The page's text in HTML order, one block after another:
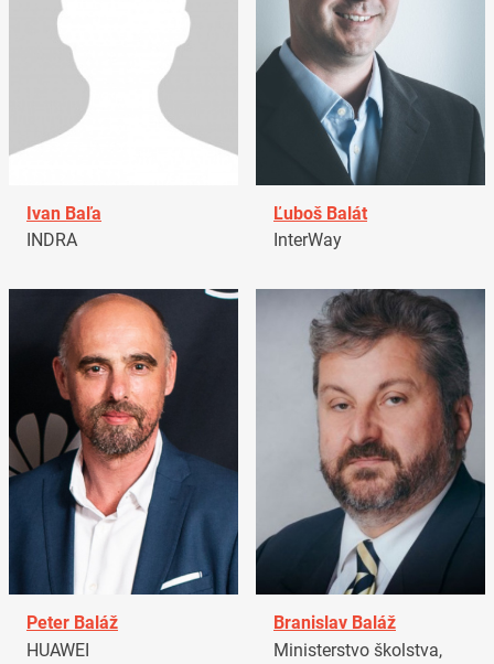
Ivan Baľa
INDRA
Ľuboš Balát
InterWay
Peter Baláž
HUAWEI
Branislav Baláž
Ministerstvo školstva,